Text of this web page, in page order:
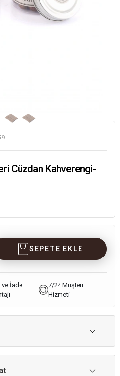
Cüzdan Kahverengi-
SEPETE EKLE
ve İade
7/24 Müşteri
Hizmeti